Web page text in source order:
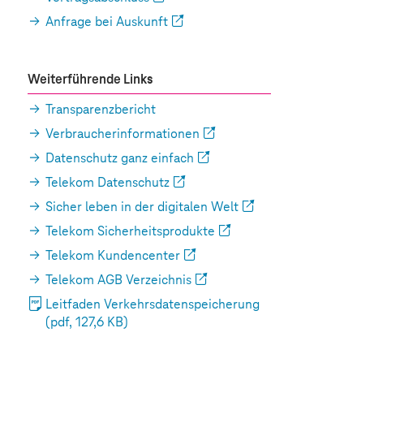
Anfrage bei Auskunft
Weiterführende Links
Transparenzbericht
Verbraucherinformationen
Datenschutz ganz einfach
Telekom Datenschutz
Sicher leben in der digitalen Welt
Telekom Sicherheitsprodukte
Telekom Kundencenter
Telekom AGB Verzeichnis
Leitfaden Verkehrsdatenspeicherung
(pdf, 127,6 KB)